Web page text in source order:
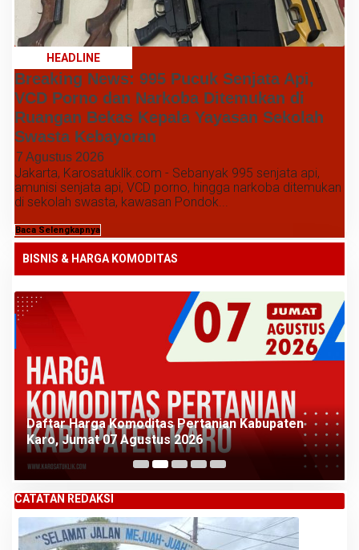
HEADLINE
Breaking News: 995 Pucuk Senjata Api,
VCD Porno dan Narkoba Ditemukan di
Ruangan Bekas Kepala Yayasan Sekolah
Swasta Kebayoran
7 Agustus 2026
Jakarta, Karosatuklik.com - Sebanyak 995 senjata api,
amunisi senjata api, VCD porno, hingga narkoba ditemukan
di sekolah swasta, kawasan Pondok...
Baca Selengkapnya
BISNIS & HARGA KOMODITAS
Daftar Harga Komoditas Pertanian Kabupaten
Karo, Jumat 07 Agustus 2026
CATATAN REDAKSI